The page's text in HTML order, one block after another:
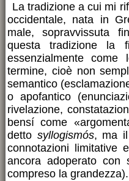
La tradizione a cui mi
occidentale, nata in
male, sopravvissuta
questa tradizione la
essenzialmente
termine, cioè non
semantico
o apofantico
rivelazione,
bensí come
detto syllogismós, ma il
connotazioni limitative
ancora adoperato con
compreso la grandezza).